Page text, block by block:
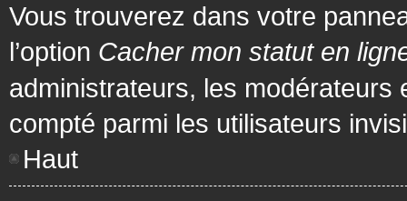
Vous trouverez dans votre
l’option Cacher mon statut en
administrateurs, les
compté parmi les utilisateurs
Haut